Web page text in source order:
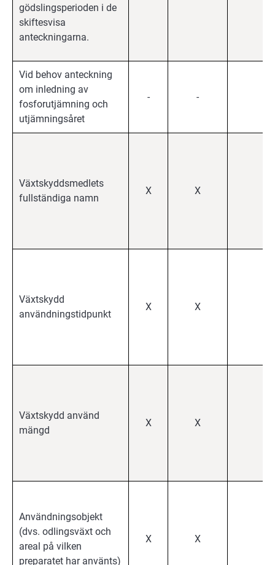
gödslingsperioden i de
skiftesvisa
anteckningarna.
Vid behov anteckning
om inledning av
fosforutjämning och
utjämningsåret
- -
Växtskyddsmedlets
fullständiga namn
X X
Växtskydd
användningstidpunkt
X X
Växtskydd använd
mängd
X X
Användningsobjekt
(dvs. odlingsväxt och
areal på vilken
preparatet har använts)
X X